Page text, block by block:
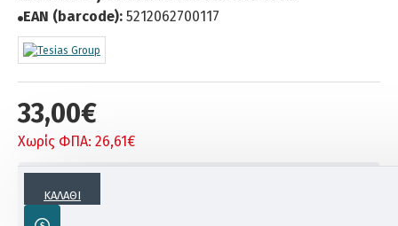
33,00€
Χωρίς ΦΠΑ: 26,61€
EAN (barcode): 5212062700117
ΚΑΛΆΘΙ